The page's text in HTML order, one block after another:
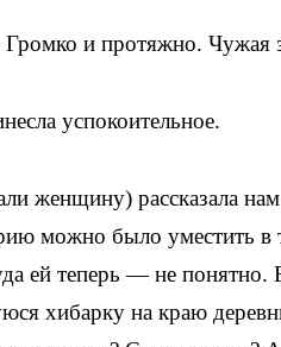
и протяжно. Чужая
успокоительное.
женщину) рассказала
можно было уместить в
ей теперь — не
хибарку на краю